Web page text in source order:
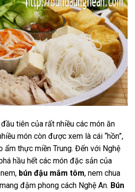
tiên của rất nhiều các món ăn
món còn được xem là cái “hồn”,
ẩm thực miền Trung. Đến với Nghệ
hầu hết các món đặc sản của
bún đậu mắm tôm, nem chua
đậm phong cách Nghệ An. Bún